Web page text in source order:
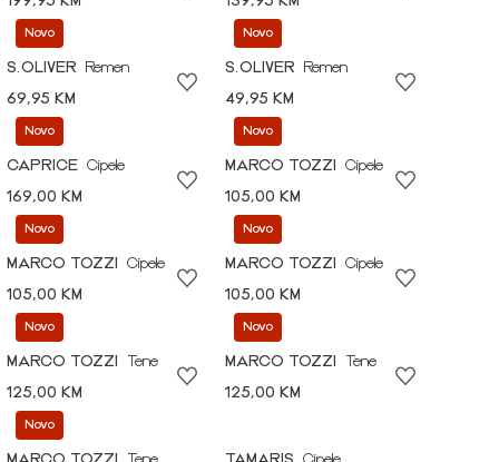
Novo
S.OLIVER
Remen
69,95 KM
Novo
S.OLIVER
Remen
49,95 KM
Novo
CAPRICE Cipele
169,00 KM
Novo
MARCO TOZZI
Cipele
105,00 KM
Novo
MARCO TOZZI
Cipele
105,00 KM
Novo
MARCO TOZZI
Cipele
105,00 KM
Novo
MARCO TOZZI
Tene
125,00 KM
Novo
MARCO TOZZI
Tene
125,00 KM
Novo